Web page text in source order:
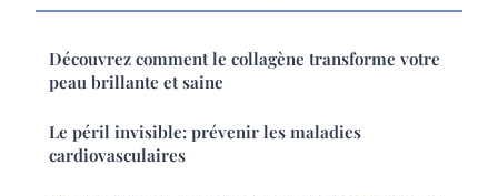
Découvrez comment le collagène transforme votre
peau brillante et saine
Le péril invisible: prévenir les maladies
cardiovasculaires